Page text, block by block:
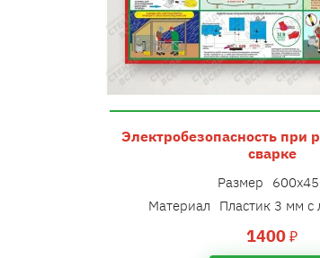
Электробезопасность при
сварке
Размер
Материал Пластик 3 мм с
1400₽